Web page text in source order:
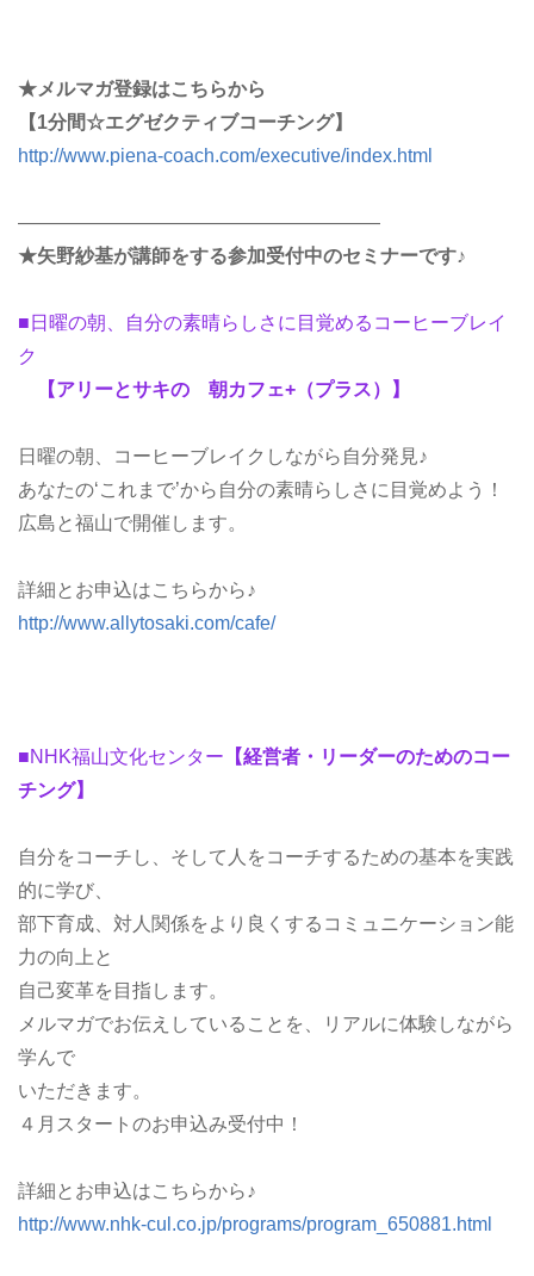
★メルマガ登録はこちらから
【1分間☆エグゼクティブコーチング】
http://www.piena-coach.com/executive/index.html
———————————————————
★矢野紗基が講師をする参加受付中のセミナーです♪
■日曜の朝、自分の素晴らしさに目覚めるコーヒーブレイ
ク
【アリーとサキの 朝カフェ+（プラス）】
日曜の朝、コーヒーブレイクしながら自分発見♪
あなたの‘これまで’から自分の素晴らしさに目覚めよう！
広島と福山で開催します。
詳細とお申込はこちらから♪
http://www.allytosaki.com/cafe/
■NHK福山文化センター 【経営者・リーダーのためのコー
チング】
自分をコーチし、そして人をコーチするための基本を実践
的に学び、
部下育成、対人関係をより良くするコミュニケーション能
力の向上と
自己変革を目指します。
メルマガでお伝えしていることを、リアルに体験しながら
学んで
いただきます。
４月スタートのお申込み受付中！
詳細とお申込はこちらから♪
http://www.nhk-cul.co.jp/programs/program_650881.html